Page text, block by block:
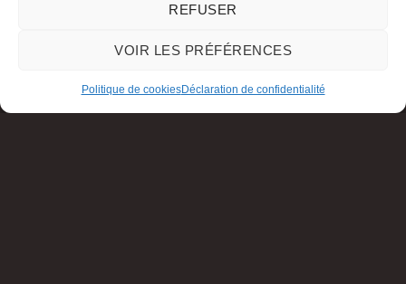
REFUSER
VOIR LES PRÉFÉRENCES
Politique de cookiesDéclaration de confidentialité